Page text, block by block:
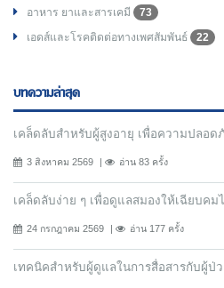
อาหาร ยาและสารเคมี
73
เอดส์และโรคติดต่อทางเพศสัมพันธ์
22
บทความล่าสุด
เคล็ดลับสำหรับผู้สูงอายุ เพื่อความปลอด
3 สิงหาคม 2569 อ่าน 83 ครั้ง
เคล็ดลับง่าย ๆ เพื่อดูแลสมองให้เฉียบคม
24 กรกฎาคม 2569 อ่าน 177 ครั้ง
เทคนิคสำหรับผู้ดูแลในการสื่อสารกับผู้ป่ว